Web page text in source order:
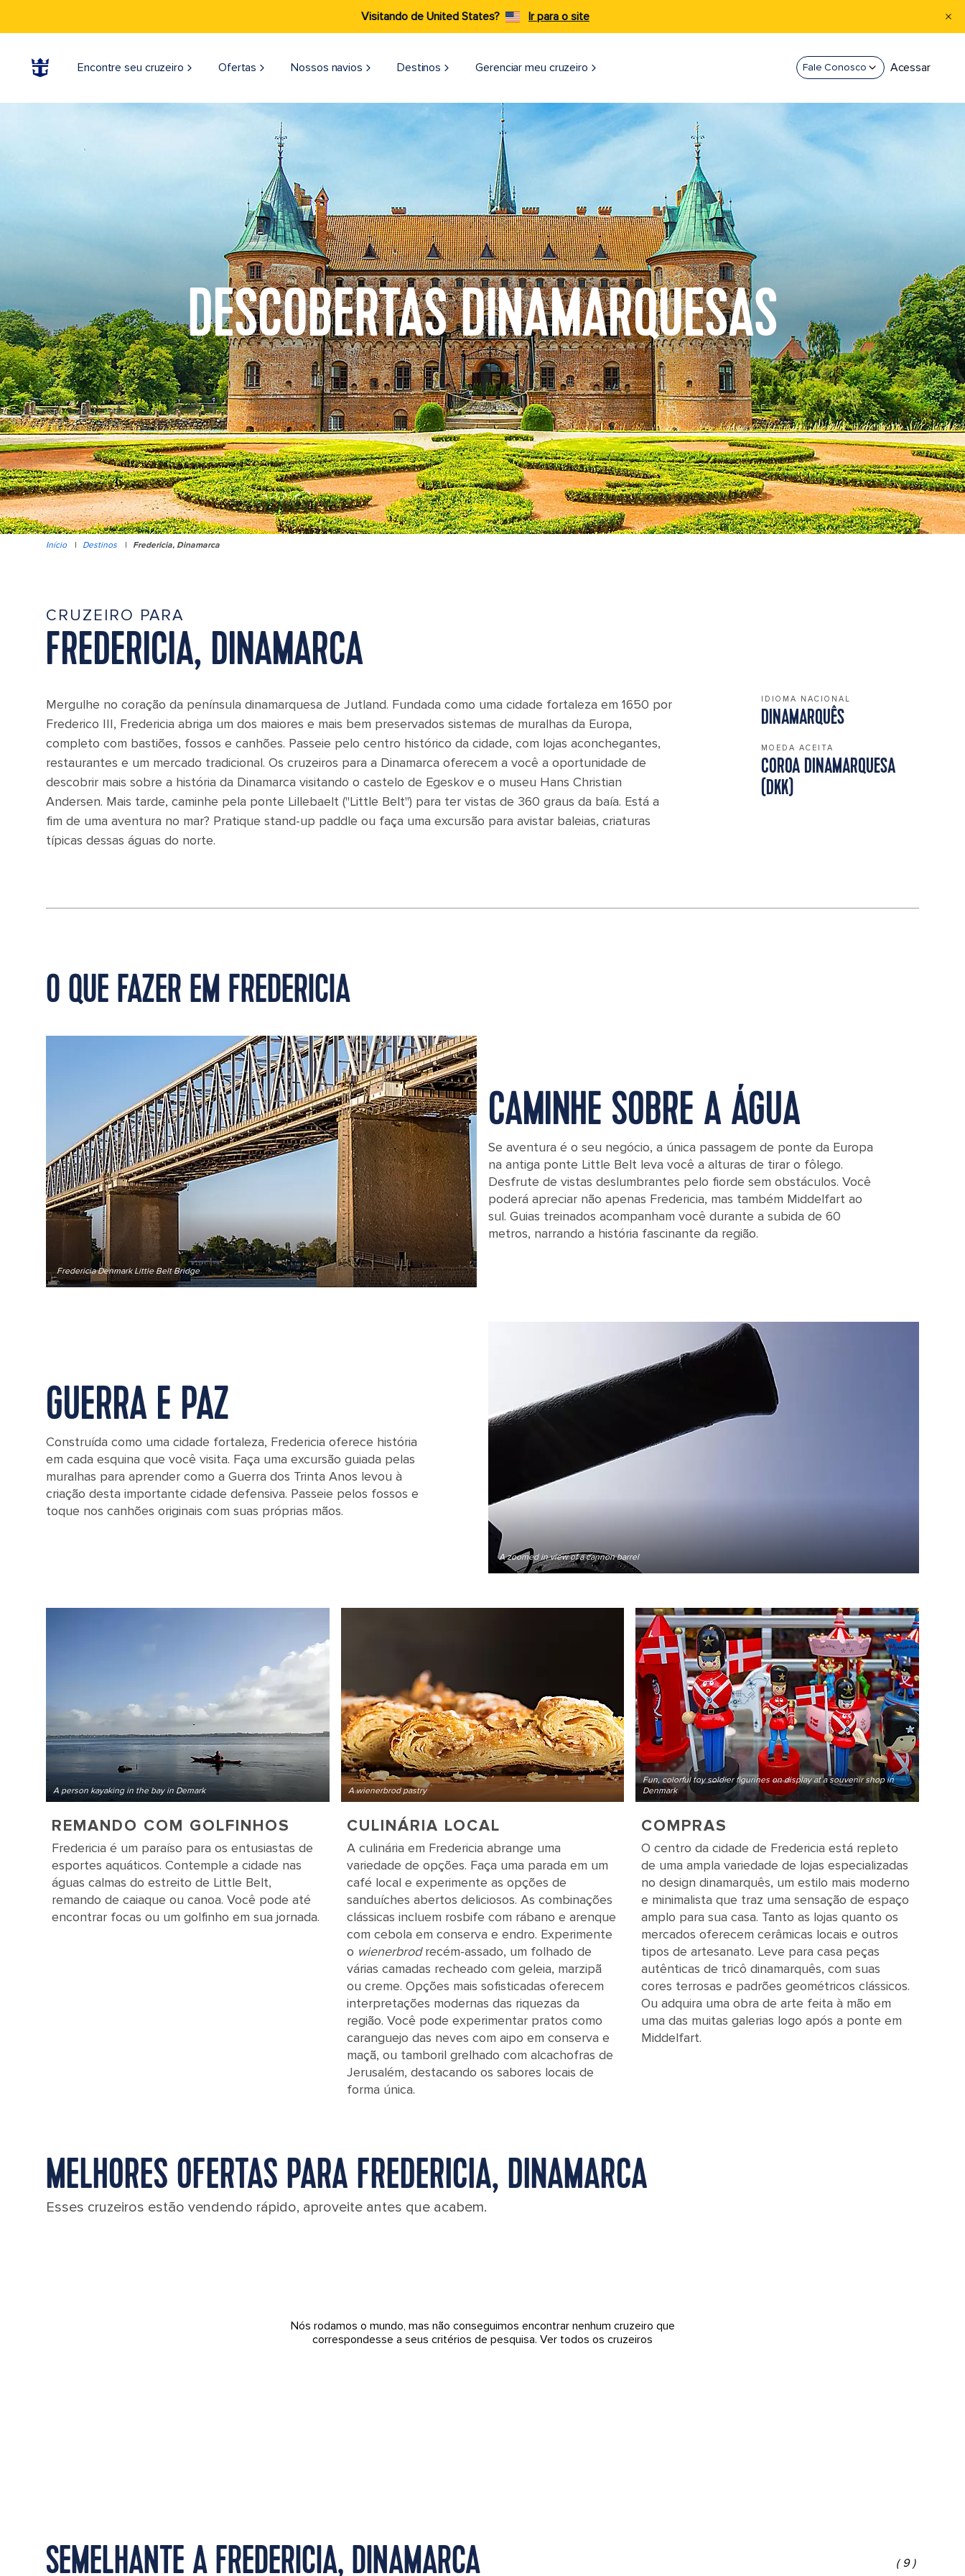
Visitando de United States? Ir para o site
Encontre seu cruzeiro Ofertas Nossos navios Destinos Gerenciar meu cruzeiro Fale Conosco Acessar
DESCOBERTAS DINAMARQUESAS
Início | Destinos | Fredericia, Dinamarca
CRUZEIRO PARA
FREDERICIA, DINAMARCA
Mergulhe no coração da península dinamarquesa de Jutland. Fundada como uma cidade fortaleza em 1650 por
Frederico III, Fredericia abriga um dos maiores e mais bem preservados sistemas de muralhas da Europa,
completo com bastiões, fossos e canhões. Passeie pelo centro histórico da cidade, com lojas aconchegantes,
restaurantes e um mercado tradicional. Os cruzeiros para a Dinamarca oferecem a você a oportunidade de
descobrir mais sobre a história da Dinamarca visitando o castelo de Egeskov e o museu Hans Christian
Andersen. Mais tarde, caminhe pela ponte Lillebaelt ("Little Belt") para ter vistas de 360 graus da baía. Está a
fim de uma aventura no mar? Pratique stand-up paddle ou faça uma excursão para avistar baleias, criaturas
típicas dessas águas do norte.
IDIOMA NACIONAL
DINAMARQUÊS
MOEDA ACEITA
COROA DINAMARQUESA
(DKK)
O QUE FAZER EM FREDERICIA
Fredericia Denmark Little Belt Bridge
CAMINHE SOBRE A ÁGUA
Se aventura é o seu negócio, a única passagem de ponte da Europa
na antiga ponte Little Belt leva você a alturas de tirar o fôlego.
Desfrute de vistas deslumbrantes pelo fiorde sem obstáculos. Você
poderá apreciar não apenas Fredericia, mas também Middelfart ao
sul. Guias treinados acompanham você durante a subida de 60
metros, narrando a história fascinante da região.
A zoomed in view of a cannon barrel
GUERRA E PAZ
Construída como uma cidade fortaleza, Fredericia oferece história
em cada esquina que você visita. Faça uma excursão guiada pelas
muralhas para aprender como a Guerra dos Trinta Anos levou à
criação desta importante cidade defensiva. Passeie pelos fossos e
toque nos canhões originais com suas próprias mãos.
A person kayaking in the bay in Demark
REMANDO COM GOLFINHOS
Fredericia é um paraíso para os entusiastas de
esportes aquáticos. Contemple a cidade nas
águas calmas do estreito de Little Belt,
remando de caiaque ou canoa. Você pode até
encontrar focas ou um golfinho em sua jornada.
A wienerbrod pastry
CULINÁRIA LOCAL
A culinária em Fredericia abrange uma
variedade de opções. Faça uma parada em um
café local e experimente as opções de
sanduíches abertos deliciosos. As combinações
clássicas incluem rosbife com rábano e arenque
com cebola em conserva e endro. Experimente
o wienerbrodrecém-assado, um folhado de
várias camadas recheado com geleia, marzipã
ou creme. Opções mais sofisticadas oferecem
interpretações modernas das riquezas da
região. Você pode experimentar pratos como
caranguejo das neves com aipo em conserva e
maçã, ou tamboril grelhado com alcachofras de
Jerusalém, destacando os sabores locais de
forma única.
Fun, colorful toy soldier figurines on display at a souvenir shop in
Denmark
COMPRAS
O centro da cidade de Fredericia está repleto
de uma ampla variedade de lojas especializadas
no design dinamarquês, um estilo mais moderno
e minimalista que traz uma sensação de espaço
amplo para sua casa. Tanto as lojas quanto os
mercados oferecem cerâmicas locais e outros
tipos de artesanato. Leve para casa peças
autênticas de tricô dinamarquês, com suas
cores terrosas e padrões geométricos clássicos.
Ou adquira uma obra de arte feita à mão em
uma das muitas galerias logo após a ponte em
Middelfart.
MELHORES OFERTAS PARA FREDERICIA, DINAMARCA
Esses cruzeiros estão vendendo rápido, aproveite antes que acabem.
Nós rodamos o mundo, mas não conseguimos encontrar nenhum cruzeiro que
correspondesse a seus critérios de pesquisa. Ver todos os cruzeiros
SEMELHANTE A FREDERICIA, DINAMARCA (9)